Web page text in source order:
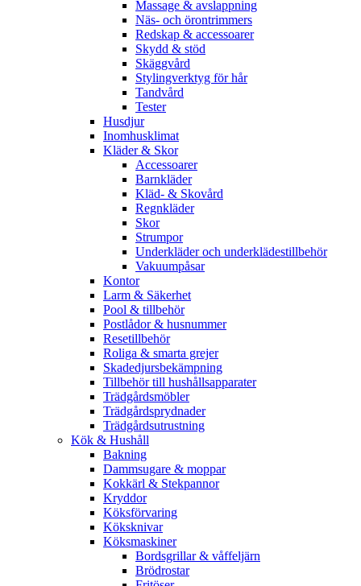
Massage & avslappning
Näs- och örontrimmers
Redskap & accessoarer
Skydd & stöd
Skäggvård
Stylingverktyg för hår
Tandvård
Tester
Husdjur
Inomhusklimat
Kläder & Skor
Accessoarer
Barnkläder
Kläd- & Skovård
Regnkläder
Skor
Strumpor
Underkläder och underklädestillbehör
Vakuumpåsar
Kontor
Larm & Säkerhet
Pool & tillbehör
Postlådor & husnummer
Resetillbehör
Roliga & smarta grejer
Skadedjursbekämpning
Tillbehör till hushållsapparater
Trädgårdsmöbler
Trädgårdsprydnader
Trädgårdsutrustning
Kök & Hushåll
Bakning
Dammsugare & moppar
Kokkärl & Stekpannor
Kryddor
Köksförvaring
Köksknivar
Köksmaskiner
Bordsgrillar & våffeljärn
Brödrostar